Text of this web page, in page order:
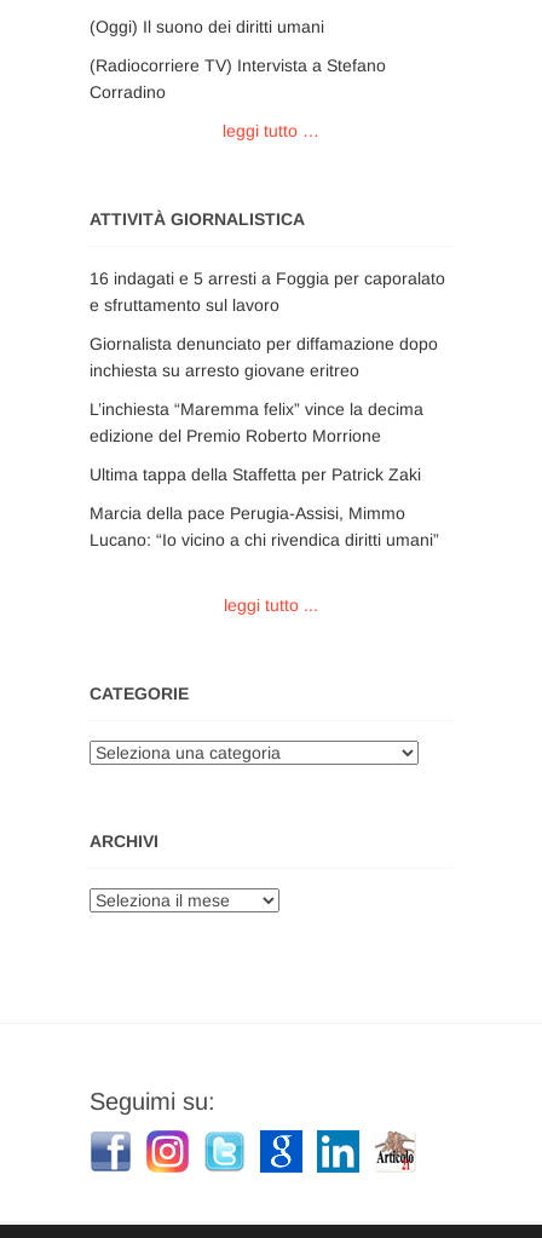
(Oggi) Il suono dei diritti umani
(Radiocorriere TV) Intervista a Stefano
Corradino
leggi tutto …
ATTIVITÀ GIORNALISTICA
16 indagati e 5 arresti a Foggia per caporalato
e sfruttamento sul lavoro
Giornalista denunciato per diffamazione dopo
inchiesta su arresto giovane eritreo
L’inchiesta “Maremma felix” vince la decima
edizione del Premio Roberto Morrione
Ultima tappa della Staffetta per Patrick Zaki
Marcia della pace Perugia-Assisi, Mimmo
Lucano: “Io vicino a chi rivendica diritti umani”
leggi tutto ...
CATEGORIE
Categorie
ARCHIVI
Archivi
Seguimi su: